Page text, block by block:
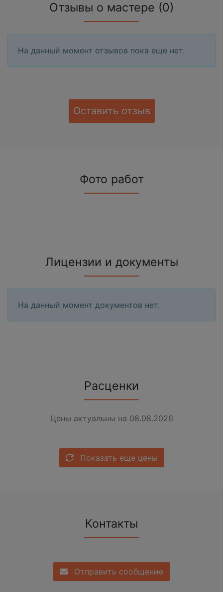
Отзывы о мастере (0)
На данный момент отзывов пока еще нет.
Оставить отзыв
Фото работ
Лицензии и документы
На данный момент документов нет.
Расценки
Цены актуальны на 08.08.2026
Показать еще цены
Контакты
Отправить сообщение